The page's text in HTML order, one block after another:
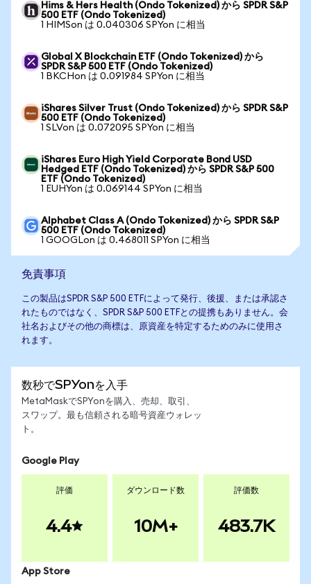
Hims & Hers Health (Ondo Tokenized) から SPDR S&P
500 ETF (Ondo Tokenized)
1 HIMSon は 0.040306 SPYon に相当
Global X Blockchain ETF (Ondo Tokenized) から
SPDR S&P 500 ETF (Ondo Tokenized)
1 BKCHon は 0.091984 SPYon に相当
iShares Silver Trust (Ondo Tokenized) から SPDR S&P
500 ETF (Ondo Tokenized)
1 SLVon は 0.072095 SPYon に相当
iShares Euro High Yield Corporate Bond USD
Hedged ETF (Ondo Tokenized) から SPDR S&P 500
ETF (Ondo Tokenized)
1 EUHYon は 0.069144 SPYon に相当
Alphabet Class A (Ondo Tokenized) から SPDR S&P
500 ETF (Ondo Tokenized)
1 GOOGLon は 0.468011 SPYon に相当
免責事項
この製品はSPDR S&P 500 ETFによって発行、後援、または承認さ
れたものではなく、SPDR S&P 500 ETFとの提携もありません。会
社名およびその他の商標は、原資産を特定するためのみに使用さ
れます。
数秒でSPYonを入手
MetaMaskでSPYonを購入、売却、取引、
スワップ。最も信頼される暗号資産ウォレッ
ト。
Google Play
評価
4.4
ダウンロード数
10M+
評価数
483.7K
App Store